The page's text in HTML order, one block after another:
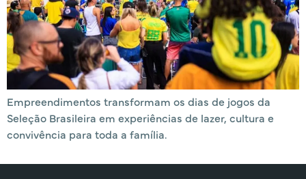
Empreendimentos transformam os dias de jogos da
Seleção Brasileira em experiências de lazer, cultura e
convivência para toda a família.